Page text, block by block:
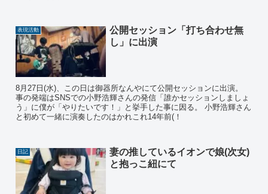
表現活動
公開セッション「打ち合わせ無
し」に出演
8月27日(水)、この日は御器所なんやにて公開セッションに出演。
事の発端はSNSでの小野浩輝さんの発信「誰かセッションしましょ
う」に僕が「やりたいです！」と挙手した事に因る。 小野浩輝さん
と初めて一緒に演奏したのはかれこれ14年前(！
日記
妻の推しているイオンで娘(次女)
と抱っこ紐にて